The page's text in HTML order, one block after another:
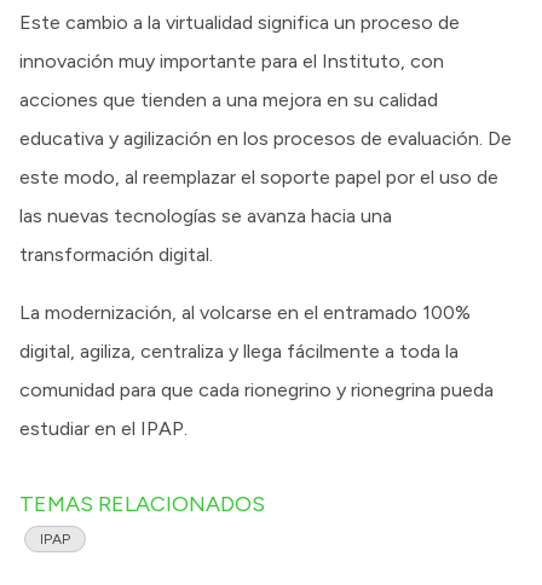
Este cambio a la virtualidad significa un proceso de
innovación muy importante para el Instituto, con
acciones que tienden a una mejora en su calidad
educativa y agilización en los procesos de evaluación. De
este modo, al reemplazar el soporte papel por el uso de
las nuevas tecnologías se avanza hacia una
transformación digital.
La modernización, al volcarse en el entramado 100%
digital, agiliza, centraliza y llega fácilmente a toda la
comunidad para que cada rionegrino y rionegrina pueda
estudiar en el IPAP.
TEMAS RELACIONADOS
IPAP